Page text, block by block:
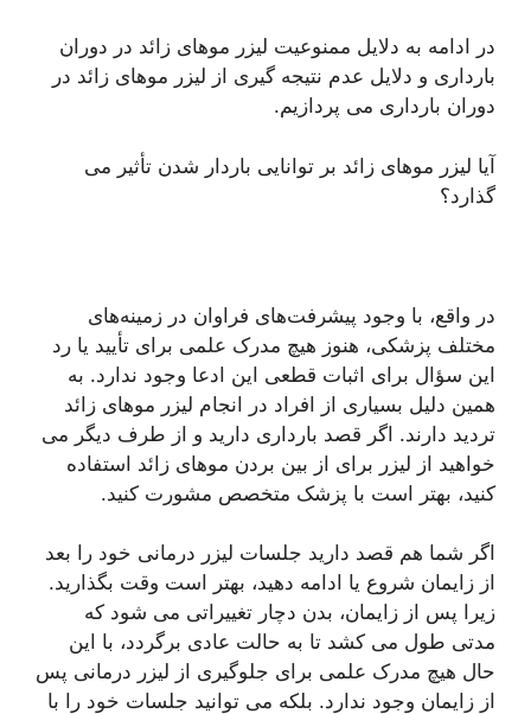
در ادامه به دلایل ممنوعیت لیزر موهای زائد در دوران
بارداری و دلایل عدم نتیجه گیری از لیزر موهای زائد در
دوران بارداری می پردازیم.
آیا لیزر موهای زائد بر توانایی باردار شدن تأثیر می
گذارد؟
در واقع، با وجود پیشرفت‌های فراوان در زمینه‌های
مختلف پزشکی، هنوز هیچ مدرک علمی برای تأیید یا رد
این سؤال برای اثبات قطعی این ادعا وجود ندارد. به
همین دلیل بسیاری از افراد در انجام لیزر موهای زائد
تردید دارند. اگر قصد بارداری دارید و از طرف دیگر می
خواهید از لیزر برای از بین بردن موهای زائد استفاده
کنید، بهتر است با پزشک متخصص مشورت کنید.
اگر شما هم قصد دارید جلسات لیزر درمانی خود را بعد
از زایمان شروع یا ادامه دهید، بهتر است وقت بگذارید.
زیرا پس از زایمان، بدن دچار تغییراتی می شود که
مدتی طول می کشد تا به حالت عادی برگردد، با این
حال هیچ مدرک علمی برای جلوگیری از لیزر درمانی پس
از زایمان وجود ندارد. بلکه می توانید جلسات خود را با